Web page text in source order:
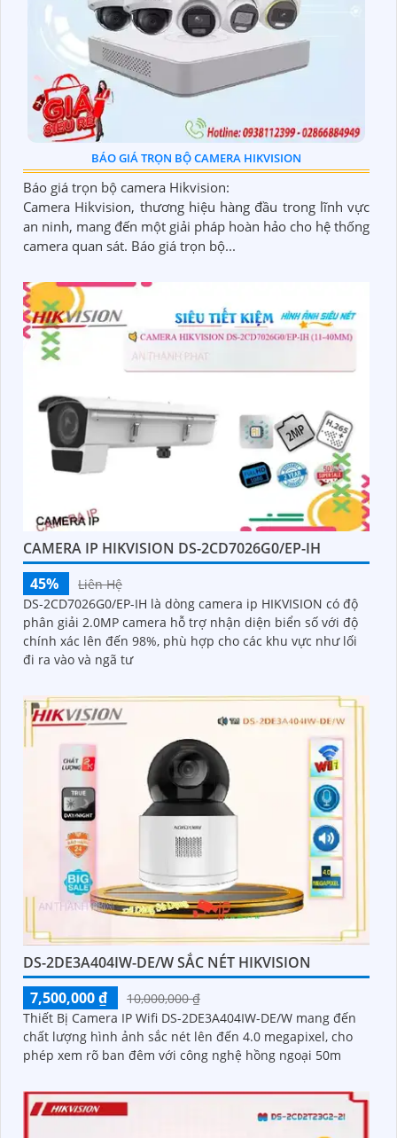
BÁO GIÁ TRỌN BỘ CAMERA HIKVISION
Báo giá trọn bộ camera Hikvision:
Camera Hikvision, thương hiệu hàng đầu trong lĩnh vực
an ninh, mang đến một giải pháp hoàn hảo cho hệ thống
camera quan sát. Báo giá trọn bộ...
CAMERA IP HIKVISION DS-2CD7026G0/EP-IH
45%
Liên Hệ
DS-2CD7026G0/EP-IH là dòng camera ip HIKVISION có độ
phân giải 2.0MP camera hỗ trợ nhận diện biển số với độ
chính xác lên đến 98%, phù hợp cho các khu vực như lối
đi ra vào và ngã tư
DS-2DE3A404IW-DE/W SẮC NÉT HIKVISION
7,500,000 ₫
10,000,000 ₫
Thiết Bị Camera IP Wifi DS-2DE3A404IW-DE/W mang đến
chất lượng hình ảnh sắc nét lên đến 4.0 megapixel, cho
phép xem rõ ban đêm với công nghệ hồng ngoại 50m